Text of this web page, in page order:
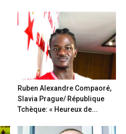
Ruben Alexandre Compaoré,
Slavia Prague/ République
Tchèque: « Heureux de...